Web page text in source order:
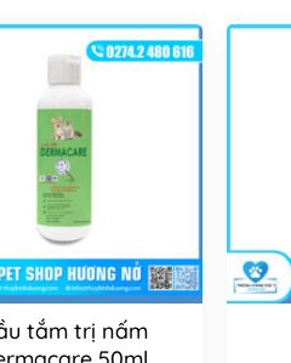
tắm trị nấm